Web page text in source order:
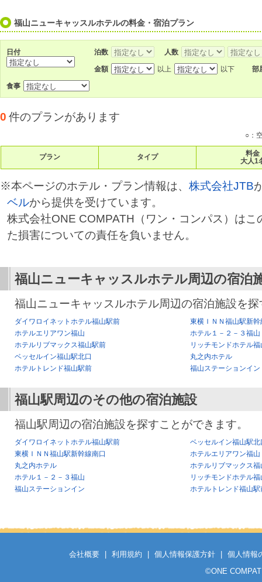
福山ニューキャッスルホテルの料金・宿泊プラン
日付 泊数 人数
金額 以上 以下 部
食事
0 件のプランがあります
○：
プラン タイプ
料金
大人1
※本ページのホテル・プラン情報は、 株式会社JTB
ベルから提供を受けています。
株式会社ONE COMPATH（ワン・コンパス）はこ
た損害についての責任を負いません。
福山ニューキャッスルホテル周辺の宿泊
福山ニューキャッスルホテル周辺の宿泊施設を
ダイワロイネットホテル福山駅前
東横ＩＮＮ福山駅新幹
ホテルエリアワン福山
ホテル１－２－３福山
ホテルリブマックス福山駅前
リッチモンドホテル
ベッセルイン福山駅北口
丸之内ホテル
ホテルトレンド福山駅前
福山ステーションイン
福山駅周辺のその他の宿泊施設
福山駅周辺の宿泊施設を探すことができます。
ダイワロイネットホテル福山駅前
ベッセルイン福山駅北
東横ＩＮＮ福山駅新幹線南口
ホテルエリアワン福山
丸之内ホテル
ホテルリブマックス福
ホテル１－２－３福山
リッチモンドホテル
福山ステーションイン
ホテルトレンド福山駅
会社概要 利用規約 個人情報保護方針
個人情報
©ONE